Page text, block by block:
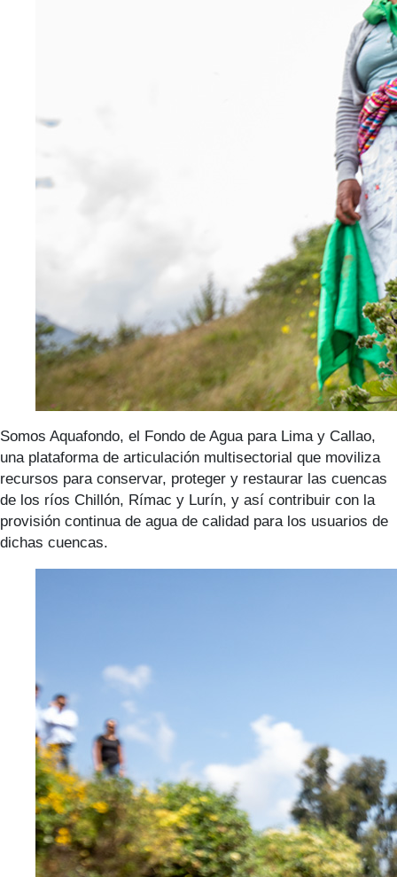
Somos Aquafondo, el Fondo de Agua para Lima y Callao,
una plataforma de articulación multisectorial que moviliza
recursos para conservar, proteger y restaurar las cuencas
de los ríos Chillón, Rímac y Lurín, y así contribuir con la
provisión continua de agua de calidad para los usuarios de
dichas cuencas.